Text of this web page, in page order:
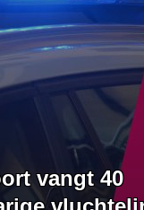
vangt 40